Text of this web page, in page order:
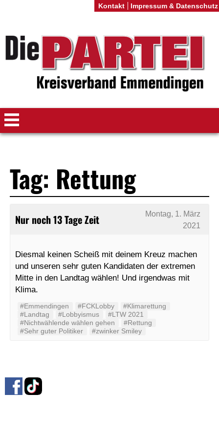
Tag: Rettung
Nur noch 13 Tage Zeit
Montag, 1. März
2021
Diesmal keinen Scheiß mit deinem Kreuz machen
und unseren sehr guten Kandidaten der extremen
Mitte in den Landtag wählen! Und irgendwas mit
Klima.
#Emmendingen #FCKLobby
#Klimarettung
#Landtag
#Lobbyismus
#LTW 2021
#Nichtwählende wählen gehen
#Rettung
#Sehr guter Politiker
#zwinker Smiley
Kontakt Impressum & Datenschutz